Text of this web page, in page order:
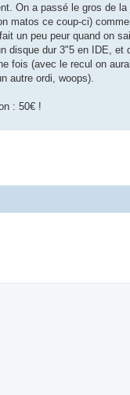
On a passé le gros de la
matos ce coup-ci)
un peu peur quand on
disque dur 3"5 en IDE,
fois (avec le recul on
autre ordi, woops).
: 50€ !